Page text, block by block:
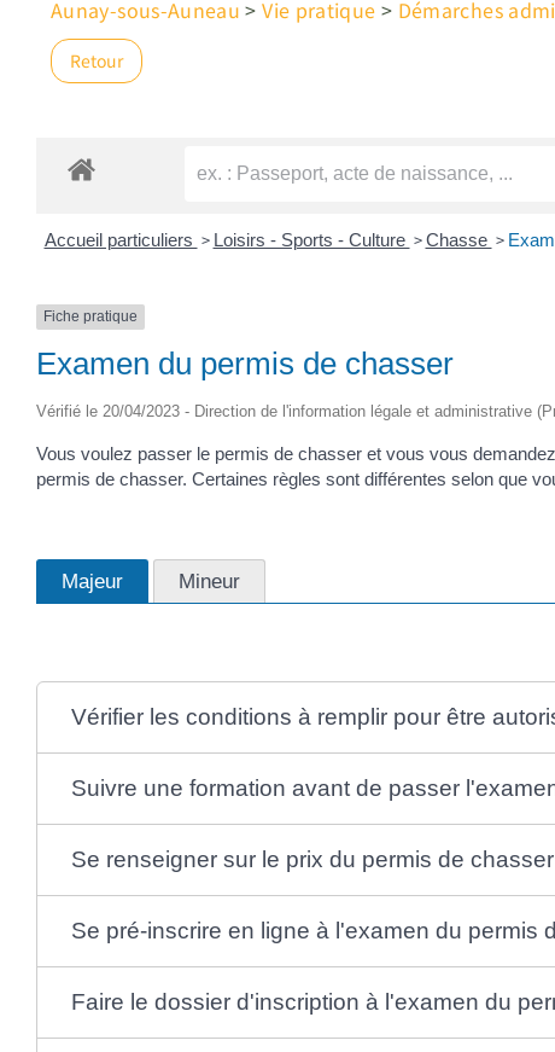
Aunay-sous-Auneau >Vie pratique > Démarches
Retour
Accueil particuliers > Loisirs - Sports - Culture > Chasse >
Fiche pratique
Examen du permis de chasser
Vérifié le 20/04/2023 - Direction de l'information légale et administrative
Vous voulez passer le permis de chasser et vous vous
permis de chasser. Certaines règles sont différentes selon que
Majeur Mineur
Vérifier les conditions à remplir pour être
Suivre une formation avant de passer
Se renseigner sur le prix du permis de chasser
Se pré-inscrire en ligne à l'examen du permis
Faire le dossier d'inscription à l'examen du